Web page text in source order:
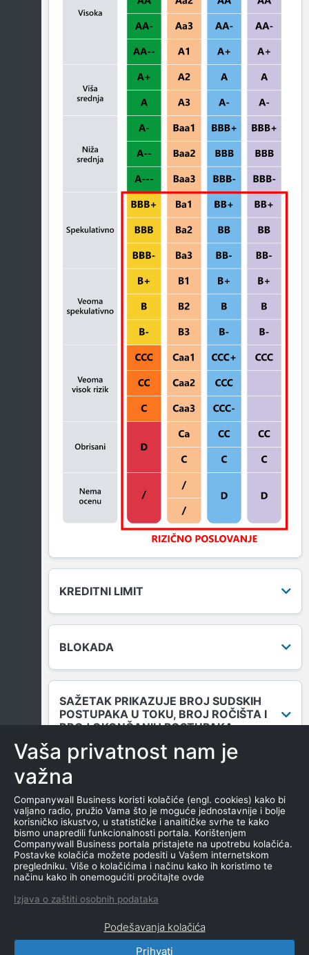
KREDITNI LIMIT
BLOKADA
SAŽETAK PRIKAZUJE BROJ SUDSKIH
POSTUPAKA U TOKU, BROJ ROČIŠTA I
BROJ OKONČANIH POSTUPAKA.
DUGOVANJA
MENICE I ZALOGE
NEKRETNINE U VLASNIŠTVU
CompanyWall Business © 2026
Vaša privatnost nam je
važna
Companywall Business koristi kolačiće (engl. cookies) kako bi
valjano radio, pružio Vama što je moguće jednostavnije i bolje
korisničko iskustvo, u statističke i analitičke svrhe te kako
bismo unapredili funkcionalnosti portala. Korištenjem
Companywall Business portala pristajete na upotrebu kolačića.
Postavke kolačića možete podesiti u Vašem internetskom
pregledniku. Više o kolačićima i načinu kako ih koristimo te
načinu kako ih onemogućiti pročitajte ovde
Izjava o zaštiti osobnih podataka
Podešavanja kolačića
Prihvati